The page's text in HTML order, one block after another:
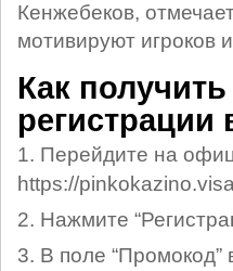
Кенжебеков,
мотивируют игроков
Как
регистрации
Перейдите на
https://
Нажмите
В поле “Промокод”